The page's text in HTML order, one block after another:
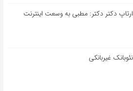
دکتر دکتر: مطبی به وسعت اینترنت
غیربانکی